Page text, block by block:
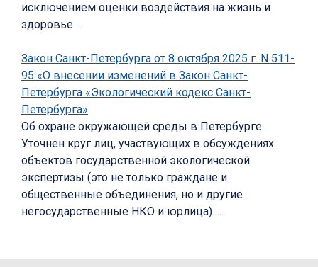
исключением оценки воздействия на жизнь и
здоровье ...
Закон Санкт-Петербурга от 8 октября 2025 г. N 511-
95 «О внесении изменений в Закон Санкт-
Петербурга «Экологический кодекс Санкт-
Петербурга»
Об охране окружающей среды в Петербурге.
Уточнен круг лиц, участвующих в обсуждениях
объектов государственной экологической
экспертизы (это не только граждане и
общественные объединения, но и другие
негосударственные НКО и юрлица). ...